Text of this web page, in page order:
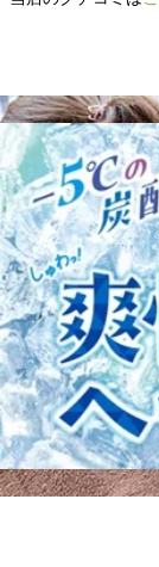
電話予約する
最近のブ
8/7(金)ご案内
こんにちは
暑くなりそうで
りお身体のだる
トケアを受けて
の炭酸泡を使用
て、8月7日(金)は
内可能です!どう
ーーーーーー‼
がわトクトクキ
お支払方法を
AEONペイ お会
2026.08.07
8/6(木)ご案内
こんにちは
後半となり、お
ずにほぐしてス
て、8月6日(木)は
内可能です!どう
ーーーーーー‼
2026.08.06
8月5日（水）